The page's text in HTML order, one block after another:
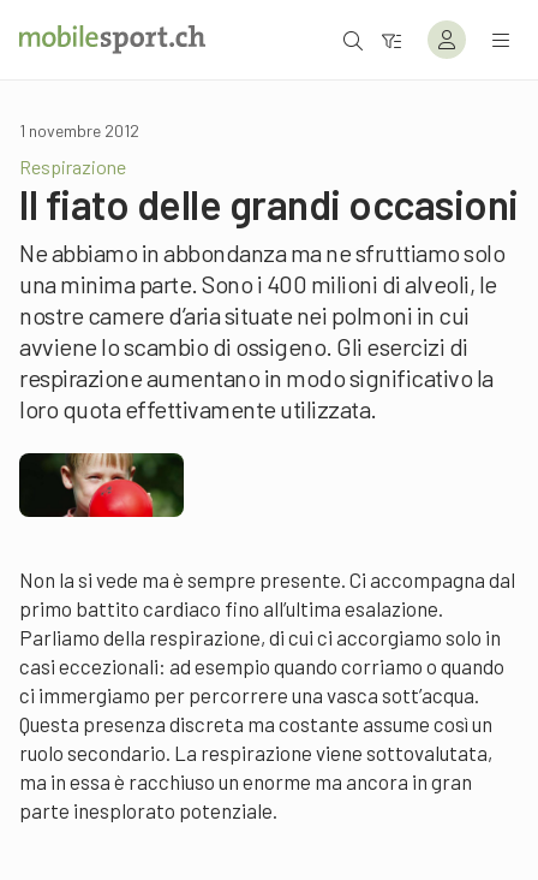
1 novembre 2012
Respirazione
Il fiato delle grandi occasioni
Ne abbiamo in abbondanza ma ne sfruttiamo solo
una minima parte. Sono i 400 milioni di alveoli, le
nostre camere d’aria situate nei polmoni in cui
avviene lo scambio di ossigeno. Gli esercizi di
respirazione aumentano in modo significativo la
loro quota effettivamente utilizzata.
Non la si vede ma è sempre presente. Ci accompagna dal
primo battito cardiaco fino all’ultima esalazione.
Parliamo della respirazione, di cui ci accorgiamo solo in
casi eccezionali: ad esempio quando corriamo o quando
ci immergiamo per percorrere una vasca sott’acqua.
Questa presenza discreta ma costante assume così un
ruolo secondario. La respirazione viene sottovalutata,
ma in essa è racchiuso un enorme ma ancora in gran
parte inesplorato potenziale.